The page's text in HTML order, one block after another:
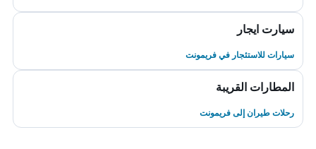
سيارت ايجار
سيارات للاستئجار في فريمونت
المطارات القريبة
رحلات طيران إلى فريمونت